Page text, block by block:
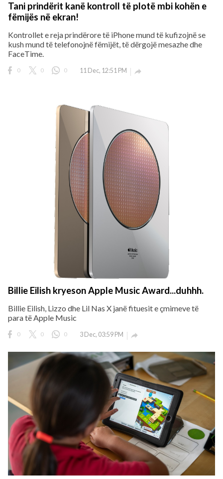
Tani prindërit kanë kontroll të plotë mbi kohën e
fëmijës në ekran!
Kontrollet e reja prindërore të iPhone mund të kufizojnë se
kush mund të telefonojnë fëmijët, të dërgojë mesazhe dhe
FaceTime.
0 0 0 11 Dec, 12:51 PM 
Billie Eilish kryeson Apple Music Award...duhhh.
Billie Eilish, Lizzo dhe Lil Nas X janë fituesit e çmimeve të
para të Apple Music
0 0 0 3 Dec, 03:59 PM 